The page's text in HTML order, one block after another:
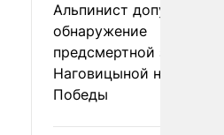
Альпинист допустил
обнаружение
предсмертной записки
Наговицыной на пике
Победы